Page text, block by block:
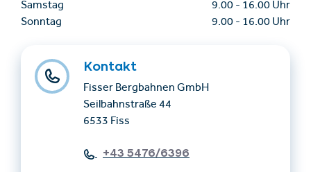
Samstag
9.00 - 16.00 Uhr
Sonntag
9.00 - 16.00 Uhr
Kontakt
Fisser Bergbahnen GmbH
Seilbahnstraße 44
6533 Fiss
+43 5476/6396